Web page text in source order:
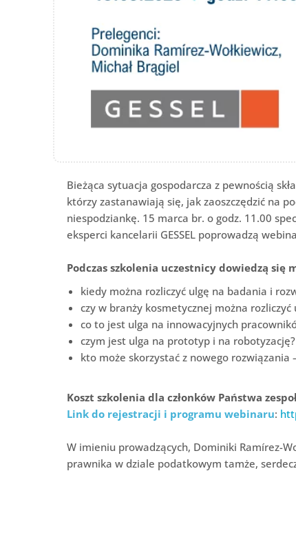
Bieżąca sytuacja gospodarcza z pewnością
którzy zastanawiają się, jak zaoszczędzić na
niespodziankę. 15 marca br. o godz. 11.00
eksperci kancelarii GESSEL poprowadzą
Podczas szkolenia uczestnicy dowiedzą się
kiedy można rozliczyć ulgę na badania i
czy w branży kosmetycznej można rozliczyć
co to jest ulga na innowacyjnych
czym jest ulga na prototyp i na robotyzację?
kto może skorzystać z nowego rozwiązania
Koszt szkolenia dla członków Państwa
Link do rejestracji i programu webinaru:
W imieniu prowadzących, Dominiki Ramírez-
prawnika w dziale podatkowym tamże,